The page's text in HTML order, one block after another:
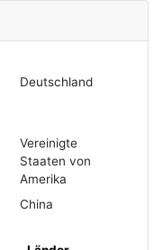
Deutschland
Vereinigte
Staaten von
Amerika
China